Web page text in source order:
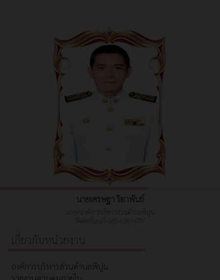
นายเศรษฐา ริยาพันธ์
นายกองค์การบริหารส่วนตำบลพิปูน
ติดต่อที่เบอร์ 065-6367475
เกี่ยวกับหน่วยงาน
องค์การบริหารส่วนตำบลพิปูน